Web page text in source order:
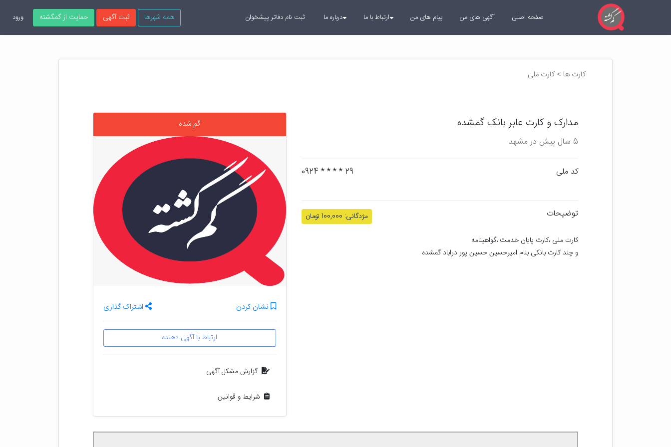
همه شهرها ثبت آگهی حمایت از گمگشته ورود صفحه اصلی آگهی های من پیام های من ارتباط با ما درباره ما ثبت نام دفاتر پیشخوان
کارت ها > کارت ملی
مدارک و کارت عابر بانک گمشده
5 سال پیش در مشهد
کد ملی 29 * * * * 0924
توضیحات
مژدگانی: 100,000 تومان
و چند کارت بانکی بنام امیرحسین حسین پور دراباد گمشده
گم شده
نشان کردن اشتراک گذاری
ارتباط با آگهی دهنده
گزارش مشکل آگهی
شرایط و قوانین